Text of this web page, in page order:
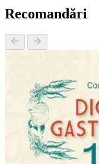
Recomandări